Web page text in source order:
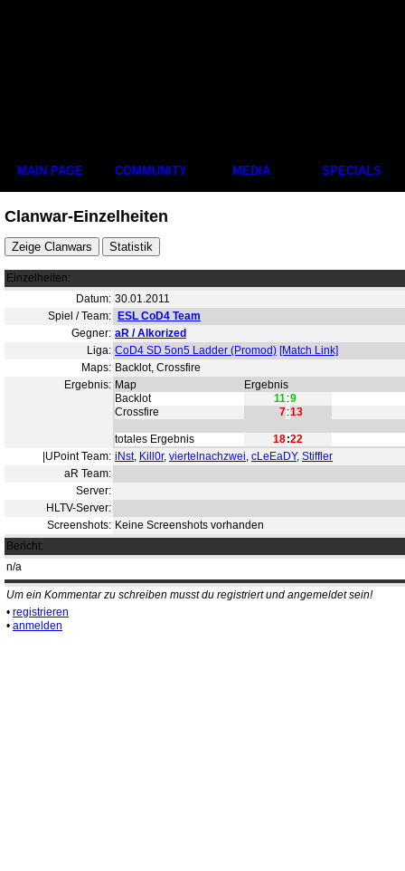
MAIN PAGE COMMUNITY MEDIA SPECIALS
Clanwar-Einzelheiten
Einzelheiten:
Datum: 30.01.2011
Spiel / Team: ESL CoD4 Team
Gegner: aR / Alkorized
Liga: CoD4 SD 5on5 Ladder (Promod) [Match Link]
Maps: Backlot, Crossfire
Ergebnis: Map
Ergebnis
Backlot
11:9
Crossfire
7:13
totales Ergebnis 18:22
|UPoint Team: iNst, Kill0r, viertelnachzwei, cLeEaDY, Stiffler
aR Team:
Server:
HLTV-Server:
Screenshots: Keine Screenshots vorhanden
Bericht:
n/a
Um ein Kommentar zu schreiben musst du registriert und angemeldet sein!
• registrieren
• anmelden